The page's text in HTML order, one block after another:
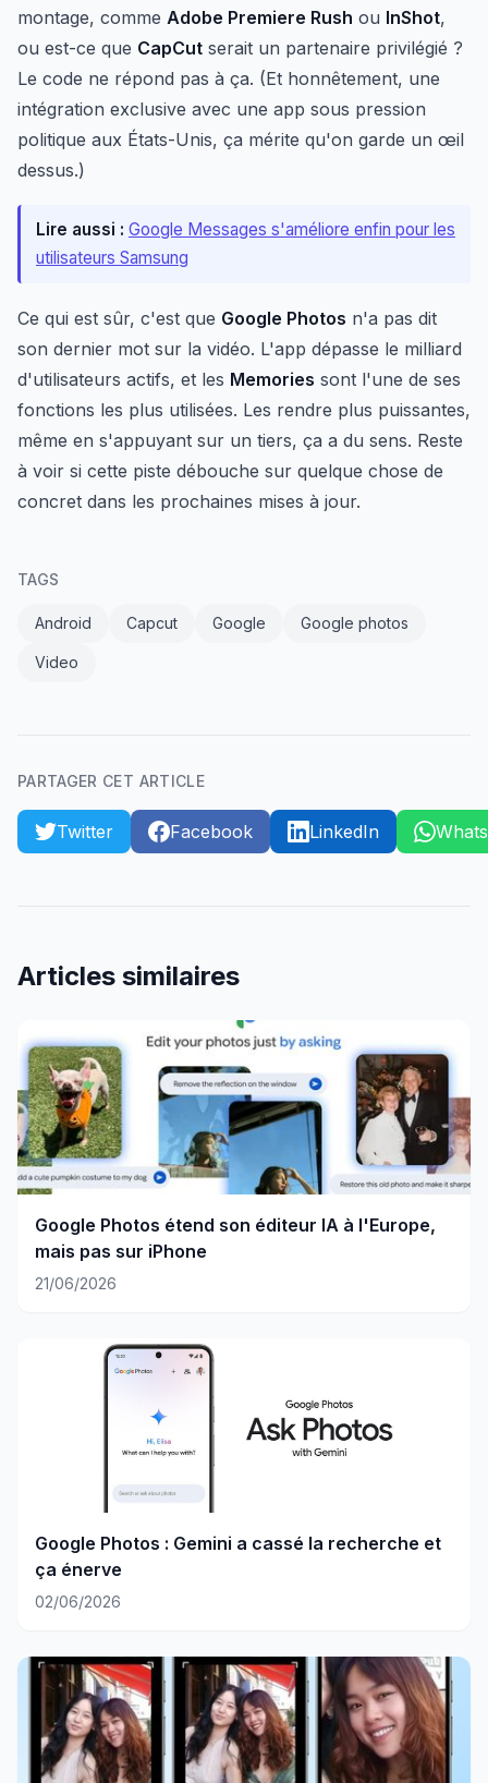
montage, comme Adobe Premiere Rush ou InShot,
ou est-ce que CapCut serait un partenaire privilégié ?
Le code ne répond pas à ça. (Et honnêtement, une
intégration exclusive avec une app sous pression
politique aux États-Unis, ça mérite qu'on garde un œil
dessus.)
Lire aussi : Google Messages s'améliore enfin pour les
utilisateurs Samsung
Ce qui est sûr, c'est que Google Photos n'a pas dit
son dernier mot sur la vidéo. L'app dépasse le milliard
d'utilisateurs actifs, et les Memories sont l'une de ses
fonctions les plus utilisées. Les rendre plus puissantes,
même en s'appuyant sur un tiers, ça a du sens. Reste
à voir si cette piste débouche sur quelque chose de
concret dans les prochaines mises à jour.
TAGS
Android Capcut Google Google photos
Video
PARTAGER CET ARTICLE
Twitter Facebook LinkedIn
Articles similaires
Google Photos étend son éditeur IA à l'Europe,
mais pas sur iPhone
21/06/2026
Google Photos : Gemini a cassé la recherche et
ça énerve
02/06/2026